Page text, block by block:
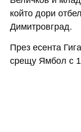
който дори
Димитровград.
През есента
срещу Ямбол с